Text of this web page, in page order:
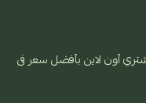
أون لاين بأفضل سعر فى